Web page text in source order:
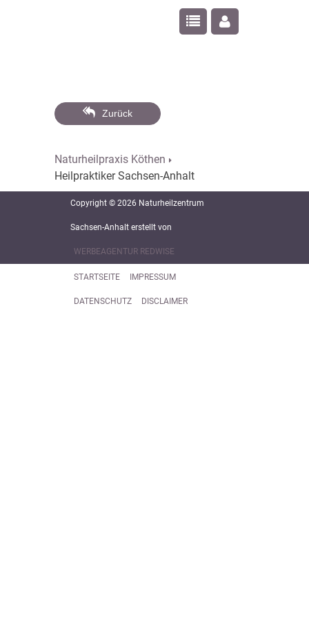
Zurück
Naturheilpraxis Köthen
Heilpraktiker Sachsen-Anhalt
Copyright © 2026 Naturheilzentrum
Sachsen-Anhalt erstellt von
WERBEAGENTUR REDWISE
STARTSEITE IMPRESSUM
DATENSCHUTZ DISCLAIMER